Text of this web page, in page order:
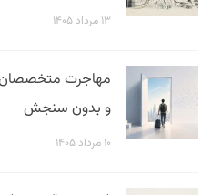
۱۳ مرداد ۱۴۰۵
مهاجرت متخصصان
و بدون سنجش
۱۰ مرداد ۱۴۰۵